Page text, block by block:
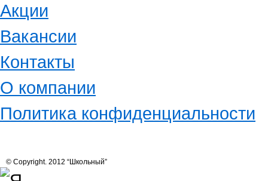
Акции
Вакансии
Контакты
О компании
Политика конфиденциальности
© Copyright. 2012 “Школьный”